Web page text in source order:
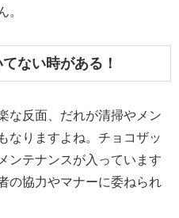
。
ない時がある！
な反面、だれが清掃やメン
なりますよね。チョコザッ
ンテナンスが入っています
の協力やマナーに委ねられ